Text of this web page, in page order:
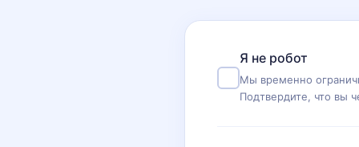
Я не робот
Мы временно
Подтвердите, что вы